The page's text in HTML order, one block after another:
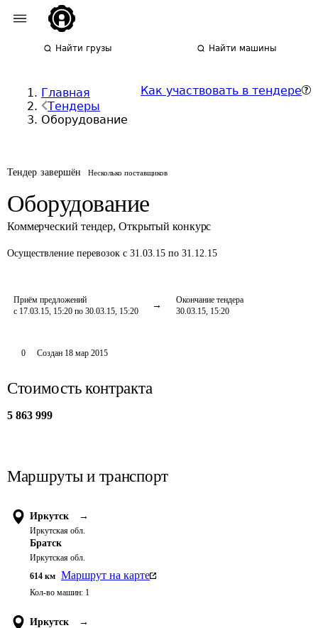
Найти грузы Найти машины
Главная
Тендеры
Оборудование
Как участвовать в тендере
Тендер завершён Несколько поставщиков
Оборудование
Коммерческий тендер, Открытый конкурс
Осуществление перевозок с 31.03.15 по 31.12.15
Приём предложений
с 17.03.15, 15:20 по 30.03.15, 15:20
Окончание тендера
30.03.15, 15:20
0 Создан 18 мар 2015
Стоимость контракта
5 863 999
Маршруты и транспорт
Иркутск →
Иркутская обл.
Братск
Иркутская обл.
614 км Маршрут на карте
Кол-во машин: 1
Иркутск →